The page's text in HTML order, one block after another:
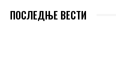
ПОСЛЕДЊЕ ВЕСТИ